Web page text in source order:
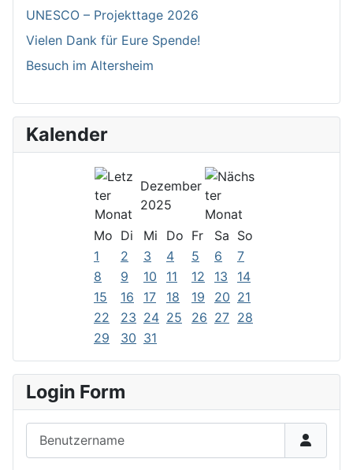
UNESCO – Projekttage 2026
Vielen Dank für Eure Spende!
Besuch im Altersheim
Kalender
Dezember
2025
Mo Di Mi Do Fr Sa So
1
2 3 4 5 6
7
8
9 10 11 12 13
14
15
16 17 18 19 20 21
22
23 24 25 26 27 28
29
30 31
Login Form